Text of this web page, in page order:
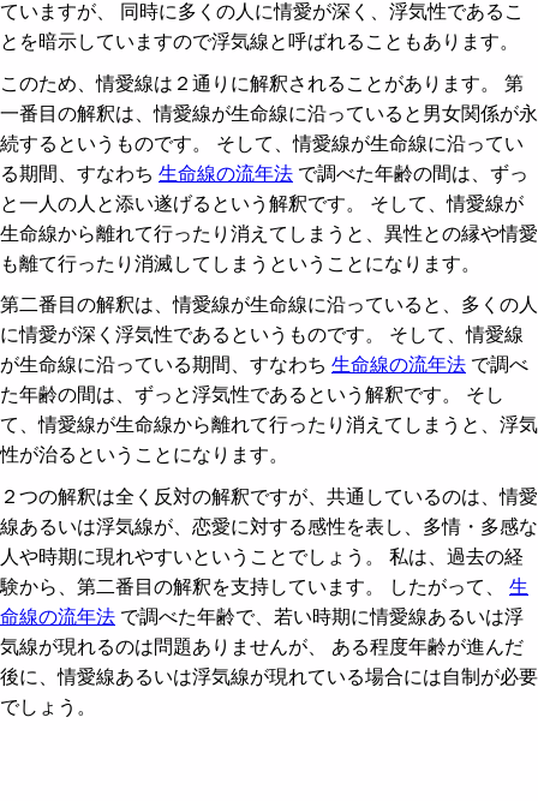
ていますが、 同時に多くの人に情愛が深く、浮気性であるこ
とを暗示していますので浮気線と呼ばれることもあります。
このため、情愛線は２通りに解釈されることがあります。 第
一番目の解釈は、情愛線が生命線に沿っていると男女関係が永
続するというものです。 そして、情愛線が生命線に沿ってい
る期間、すなわち 生命線の流年法 で調べた年齢の間は、ずっ
と一人の人と添い遂げるという解釈です。 そして、情愛線が
生命線から離れて行ったり消えてしまうと、異性との縁や情愛
も離て行ったり消滅してしまうということになります。
第二番目の解釈は、情愛線が生命線に沿っていると、多くの人
に情愛が深く浮気性であるというものです。 そして、情愛線
が生命線に沿っている期間、すなわち 生命線の流年法 で調べ
た年齢の間は、ずっと浮気性であるという解釈です。 そし
て、情愛線が生命線から離れて行ったり消えてしまうと、浮気
性が治るということになります。
２つの解釈は全く反対の解釈ですが、共通しているのは、情愛
線あるいは浮気線が、恋愛に対する感性を表し、多情・多感な
人や時期に現れやすいということでしょう。 私は、過去の経
験から、第二番目の解釈を支持しています。 したがって、 生
命線の流年法 で調べた年齢で、若い時期に情愛線あるいは浮
気線が現れるのは問題ありませんが、 ある程度年齢が進んだ
後に、情愛線あるいは浮気線が現れている場合には自制が必要
でしょう。